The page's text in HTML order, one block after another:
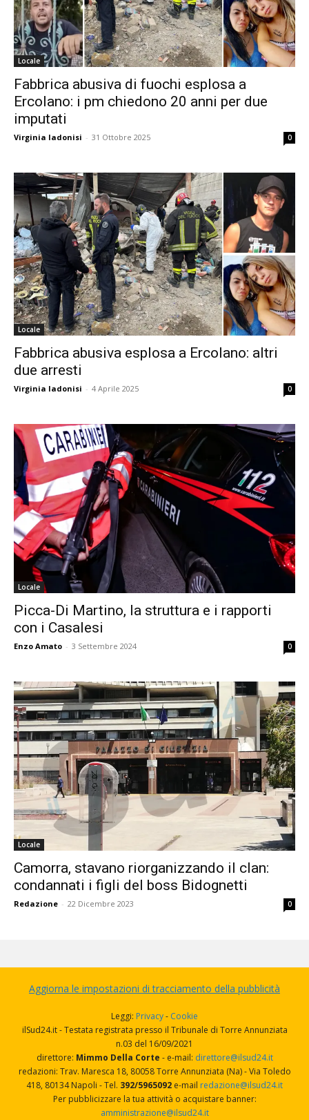
Locale
Fabbrica abusiva di fuochi esplosa a
Ercolano: i pm chiedono 20 anni per due
imputati
Virginia Iadonisi - 31 Ottobre 2025 0
Locale
Fabbrica abusiva esplosa a Ercolano: altri
due arresti
Virginia Iadonisi - 4 Aprile 2025 0
Locale
Picca-Di Martino, la struttura e i rapporti
con i Casalesi
Enzo Amato - 3 Settembre 2024 0
Locale
Camorra, stavano riorganizzando il clan:
condannati i figli del boss Bidognetti
Redazione - 22 Dicembre 2023 0
Aggiorna le impostazioni di tracciamento della pubblicità
Leggi: Privacy- Cookie
ilSud24.it - Testata registrata presso il Tribunale di Torre Annunziata
n.03 del 16/09/2021
direttore: Mimmo Della Corte - e-mail: direttore@ilsud24.it
redazioni: Trav. Maresca 18, 80058 Torre Annunziata (Na) - Via Toledo
418, 80134 Napoli - Tel. 392/5965092 e-mail redazione@ilsud24.it
Per pubblicizzare la tua attività o acquistare banner:
amministrazione@ilsud24.it